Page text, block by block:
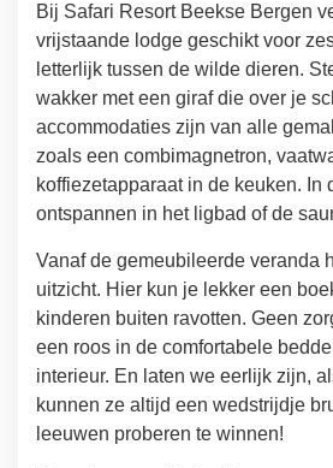
Bij Safari Resort Beekse Bergen
vrijstaande lodge geschikt voor
letterlijk tussen de wilde dieren.
wakker met een giraf die over je
accommodaties zijn van alle
zoals een combimagnetron,
koffiezetapparaat in de keuken. In
ontspannen in het ligbad of de
Vanaf de gemeubileerde veranda
uitzicht. Hier kun je lekker een
kinderen buiten ravotten. Geen
een roos in de comfortabele
interieur. En laten we eerlijk zijn,
kunnen ze altijd een wedstrijdje
leeuwen proberen te winnen!